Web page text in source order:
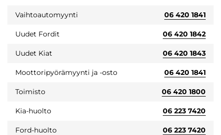
Vaihtoautomyynti 06 420 1841
Uudet Fordit 06 420 1842
Uudet Kiat 06 420 1843
Moottoripyörämyynti ja -osto 06 420 1841
Toimisto 06 420 1800
Kia-huolto 06 223 7420
Ford-huolto 06 223 7420